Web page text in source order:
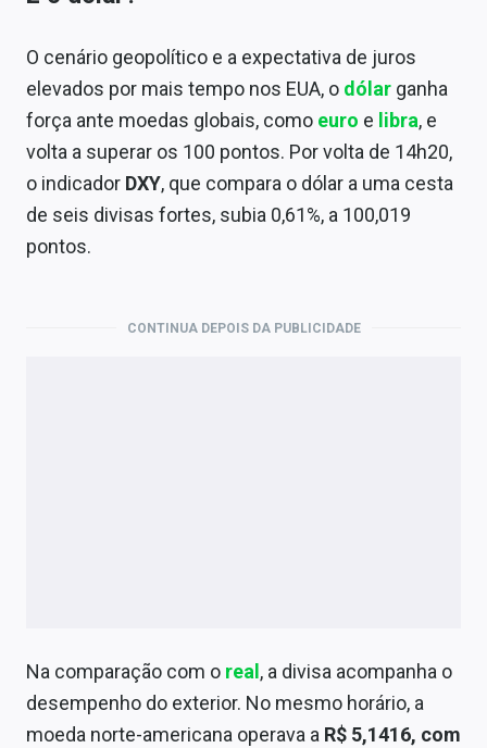
O cenário geopolítico e a expectativa de juros
elevados por mais tempo nos EUA, o dólar ganha
força ante moedas globais, como euro e libra, e
volta a superar os 100 pontos. Por volta de 14h20,
o indicador DXY, que compara o dólar a uma cesta
de seis divisas fortes, subia 0,61%, a 100,019
pontos.
CONTINUA DEPOIS DA PUBLICIDADE
Na comparação com o real, a divisa acompanha o
desempenho do exterior. No mesmo horário, a
moeda norte-americana operava a R$ 5,1416, com